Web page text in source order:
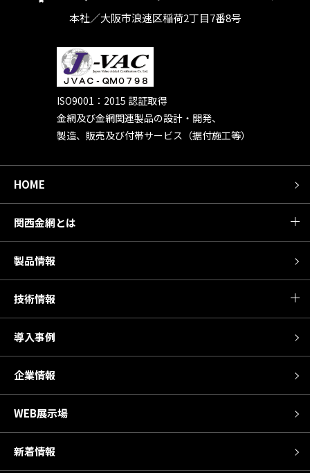
本社／大阪市浪速区稲荷2丁目7番8号
ISO9001：2015 認証取得
金網及び金網関連製品の設計・開発、
製造、販売及び付帯サービス（据付施工等）
HOME
関西金網とは
製品情報
技術情報
導入事例
企業情報
WEB展示場
新着情報